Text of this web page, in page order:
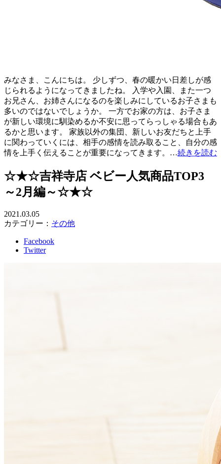
みなさま、こんにちは。 少しずつ、春の暖かい日差しが感
じられるようになってきましたね。 入学や入園、また一つ
お兄さん、お姉さんになるのを楽しみにしているお子さまも
多いのではないでしょうか。 一方でお家の方は、お子さま
が新しい環境に馴染めるか不安に思ってらっしゃる場合もあ
るかと思います。 家族以外の集団、新しいお友だちと上手
に関わっていくには、相手の感情を読み取ること、自分の感
情を上手く伝えることが重要になってきます。…続きを読む
☆★☆吉祥寺店 ベビー人気商品TOP3
～2月編～☆★☆
2021.03.05
カテゴリー： その他
Facebook
Twitter